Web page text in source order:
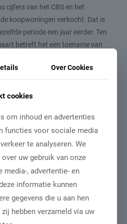
cijfers van het CBS en het
koopwoningen verkocht. Dat is
periode een jaar eerder. Ten
betreft het een toename van
barometer geeft een actueel
klimaat in de woonbranche. De
een aantal marktcijfers die sterk
zoals het
in Nederland. Het
vormt de stand van de
barometer. Een negatieve stand
een krimpende markt. Staat de
Over Cookies
cookies
om inhoud en advertenties
functies voor sociale media
te analyseren. We
uw gebruik van onze
, advertentie- en
informatie kunnen
gegevens die u aan hen
hebben verzameld via uw